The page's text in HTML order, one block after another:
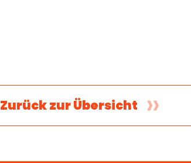
Zurück zur Übersicht